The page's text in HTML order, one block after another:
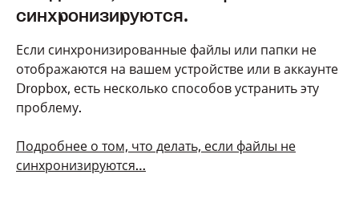
синхронизируются.
Если синхронизированные файлы или папки не
отображаются на вашем устройстве или в аккаунте
Dropbox, есть несколько способов устранить эту
проблему.
Подробнее о том, что делать, если файлы не
синхронизируются…